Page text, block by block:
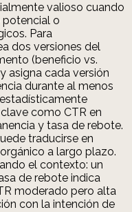
valioso cuando
o
Para
dos versiones del
(beneficio vs.
asigna cada versión
durante al menos
como CTR en
y tasa de rebote.
traducirse en
a largo plazo.
el contexto: un
de rebote indica
moderado pero alta
con la intención de